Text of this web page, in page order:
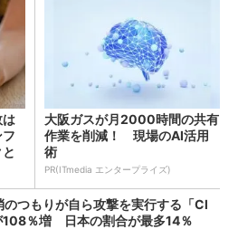
は
大阪ガスが月2000時間の共有
作業を削減！ 現場のAI活用
術
PR(ITmedia エンタープライズ)
のつもりが自ら攻撃を実行する「Cl
％増 日本の割合が最多14％